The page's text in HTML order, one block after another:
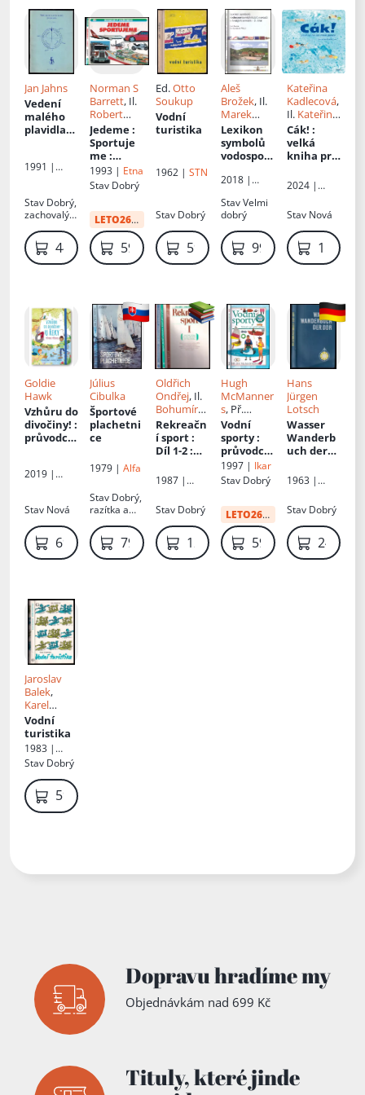
Jan Jahns
Vedení
malého
plavidla
potápěče
1991 |
České
republiky
Stav Dobrý,
zachovalý
449 Kč
Norman S
Barrett, Il.
Robert
Burns,
Rhoda
Burns
Jedeme :
Sportuje
me:
Sportuje
me
1993 | Etna
Stav Dobrý
LETO26
:12 Kč
59 Kč
Ed.Otto
Soukup
Vodní
turistika
1962 | STN
Stav Dobrý
59 Kč
Aleš
Brožek, Il.
Marek
Přikryl
Lexikon
symbolů
vodosport
klubů a
českých
zemích
2. část
2018 |
Czech
StavVelmi
dobrý
99 Kč
Kateřina
Kadlecová,
Il. Kateřina
Kadlecová
Cák! :
velká
kniha pro
plavce
2024 |
Group
Stav Nová
119 Kč
Goldie
Hawk
Vzhůru do
divočiny! :
průvodce
2019 |
Stav Nová
69 Kč
Július
Cibulka
Športové
plachetni
ce
1979 |Alfa
Stav Dobrý,
razítka a
polepky z
knihovny79 Kč
Oldřich
Ondřej, Il.
Bohumír
Roubal
Rekreačn
í sport :
Díl 1-2:
1987 |
Stav Dobrý
129 Kč
Hugh
McManner
s, Př.
Vladimír
Přech
Vodní
sporty:
průvodce
pro mladé
vodáky
1997 | Ikar
Stav Dobrý
LETO26
:41 Kč
59 Kč
Hans
Jürgen
Lotsch
Wasser
Wanderb
uch der
Vodácký
průvodce
po
vodních
tocích
NDR
(volný
1963 |
Stav Dobrý
249 Kč
Jaroslav
Balek,
Karel
Štemprok
Il.Miroslav
Novák
Vodní
turistika
1983 |
Olympia
Stav Dobrý
59 Kč
Dopravu hradíme my
Objednávkám nad 699 Kč
Tituly,které jinde